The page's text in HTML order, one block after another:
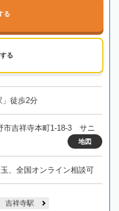
る
る
徒歩2分
市吉祥寺本町1-18-3 サニ
地図
、全国オンライン相談可
吉祥寺駅